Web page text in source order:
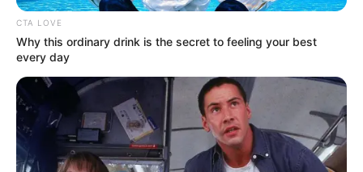
CTA LOVE
Why this ordinary drink is the secret to feeling your best
every day